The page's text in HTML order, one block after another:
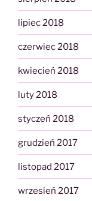
lipiec 2018
czerwiec 2018
kwiecień 2018
luty 2018
styczeń 2018
grudzień 2017
listopad 2017
wrzesień 2017